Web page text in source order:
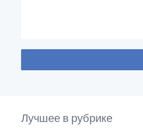
Лучшее в рубрике